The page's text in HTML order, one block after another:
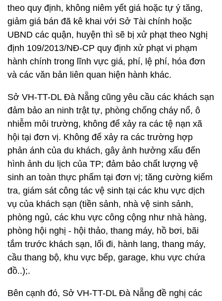
theo quy định, không niêm yết giá hoặc tự ý tăng,
giảm giá bán đã kê khai với Sở Tài chính hoặc
UBND các quận, huyện thì sẽ bị xử phạt theo Nghị
định 109/2013/NĐ-CP quy định xử phạt vi phạm
hành chính trong lĩnh vực giá, phí, lệ phí, hóa đơn
và các văn bản liên quan hiện hành khác.
Sở VH-TT-DL Đà Nẵng cũng yêu cầu các khách sạn
đảm bảo an ninh trật tự, phòng chống cháy nổ, ô
nhiễm môi trường, không để xảy ra các tệ nạn xã
hội tại đơn vị. Không để xảy ra các trường hợp
phản ánh của du khách, gây ảnh hưởng xấu đến
hình ảnh du lịch của TP; đảm bảo chất lượng vệ
sinh an toàn thực phẩm tại đơn vị; tăng cường kiểm
tra, giám sát công tác vệ sinh tại các khu vực dịch
vụ của khách sạn (tiền sảnh, nhà vệ sinh sảnh,
phòng ngủ, các khu vực công cộng như nhà hàng,
phòng hội nghị - hội thảo, thang máy, hồ bơi, bãi
tắm trước khách sạn, lối đi, hành lang, thang máy,
cầu thang bộ, khu vực bếp, garage, khu vực chứa
đồ..);.
Bên cạnh đó, Sở VH-TT-DL Đà Nẵng đề nghị các